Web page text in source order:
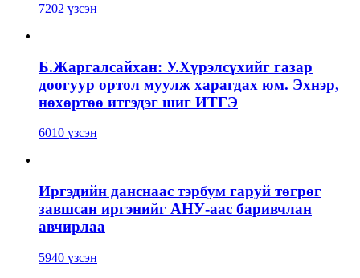
7202 үзсэн
Б.Жаргалсайхан: У.Хүрэлсүхийг газар
доогуур ортол муулж харагдах юм. Эхнэр,
нөхөртөө итгэдэг шиг ИТГЭ
6010 үзсэн
Иргэдийн данснаас тэрбум гаруй төгрөг
завшсан иргэнийг АНУ-аас баривчлан
авчирлаа
5940 үзсэн